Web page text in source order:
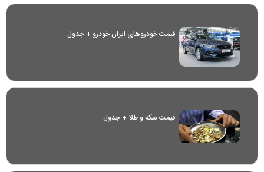
قیمت خودرو‌های ایران خودرو + جدول
قیمت سکه و طلا + جدول